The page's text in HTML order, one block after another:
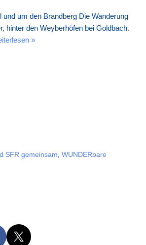
und um den Brandberg Die Wanderung
hinter den Weyberhöfen bei Goldbach.
»
SFR gemeinsam, WUNDERbare